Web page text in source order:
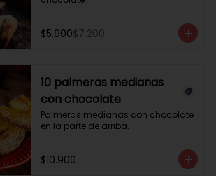
$5.900$7.200
10 palmeras medianas
con chocolate
Palmeras medianas con chocolate
en la parte de arriba.
$10.900